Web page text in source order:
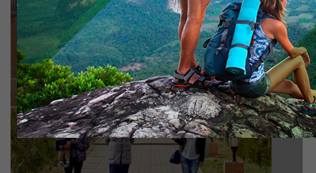
тг.
Саяхатқа тапсырыс беру
толығырақ